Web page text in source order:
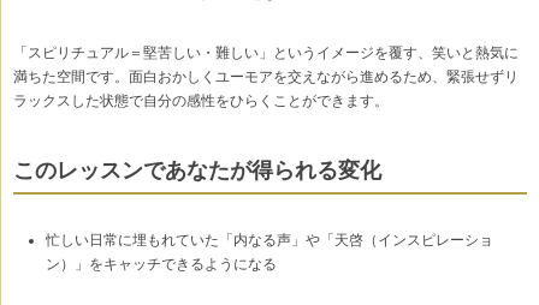
「スピリチュアル＝堅苦しい・難しい」というイメージを覆す、笑いと熱気に
満ちた空間です。面白おかしくユーモアを交えながら進めるため、緊張せずリ
ラックスした状態で自分の感性をひらくことができます。
このレッスンであなたが得られる変化
忙しい日常に埋もれていた「内なる声」や「天啓（インスピレーショ
ン）」をキャッチできるようになる